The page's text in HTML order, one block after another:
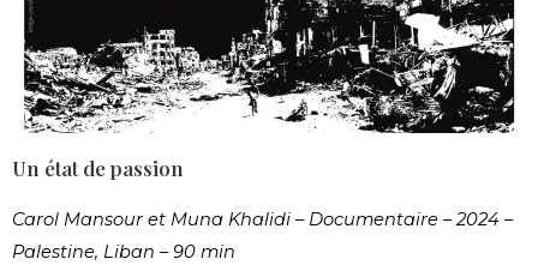
Un état de passion
Carol Mansour et Muna Khalidi – Documentaire – 2024 –
Palestine, Liban – 90 min